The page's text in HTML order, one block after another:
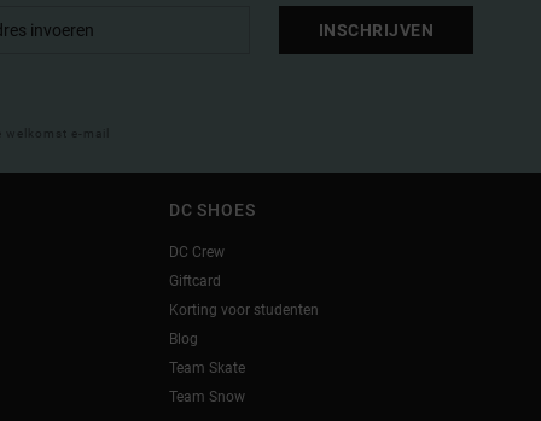
INSCHRIJVEN
e-mail
DC SHOES
DC Crew
Giftcard
Korting voor studenten
Blog
Team Skate
Team Snow